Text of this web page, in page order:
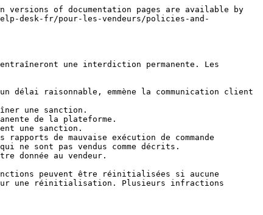
of documentation pages are available by
desk-fr/pour-les-vendeurs/policies-and-
une interdiction permanente. Les
délai raisonnable, emmène la communication client
une sanction.
de la plateforme.
une sanction.
de mauvaise exécution de commande
ne sont pas vendus comme décrits.
donnée au vendeur.
peuvent être réinitialisées si aucune
une réinitialisation. Plusieurs infractions